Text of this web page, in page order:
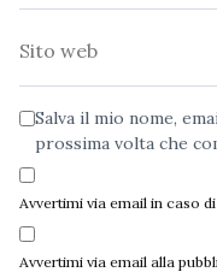
Salva il mio nome,
prossima volta che
Avvertimi via email in caso
Avvertimi via email alla